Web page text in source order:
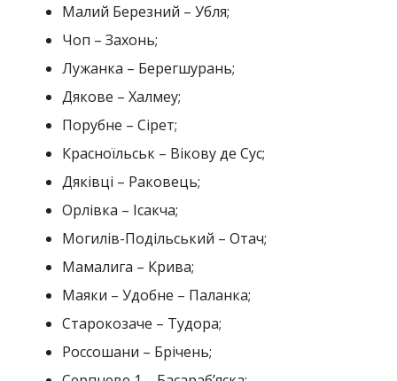
Малий Березний – Убля;
Чоп – Захонь;
Лужанка – Берегшурань;
Дякове – Халмеу;
Порубне – Сірет;
Красноїльськ – Вікову де Сус;
Дяківці – Раковець;
Орлівка – Ісакча;
Могилів-Подільський – Отач;
Мамалига – Крива;
Маяки – Удобне – Паланка;
Старокозаче – Тудора;
Россошани – Брічень;